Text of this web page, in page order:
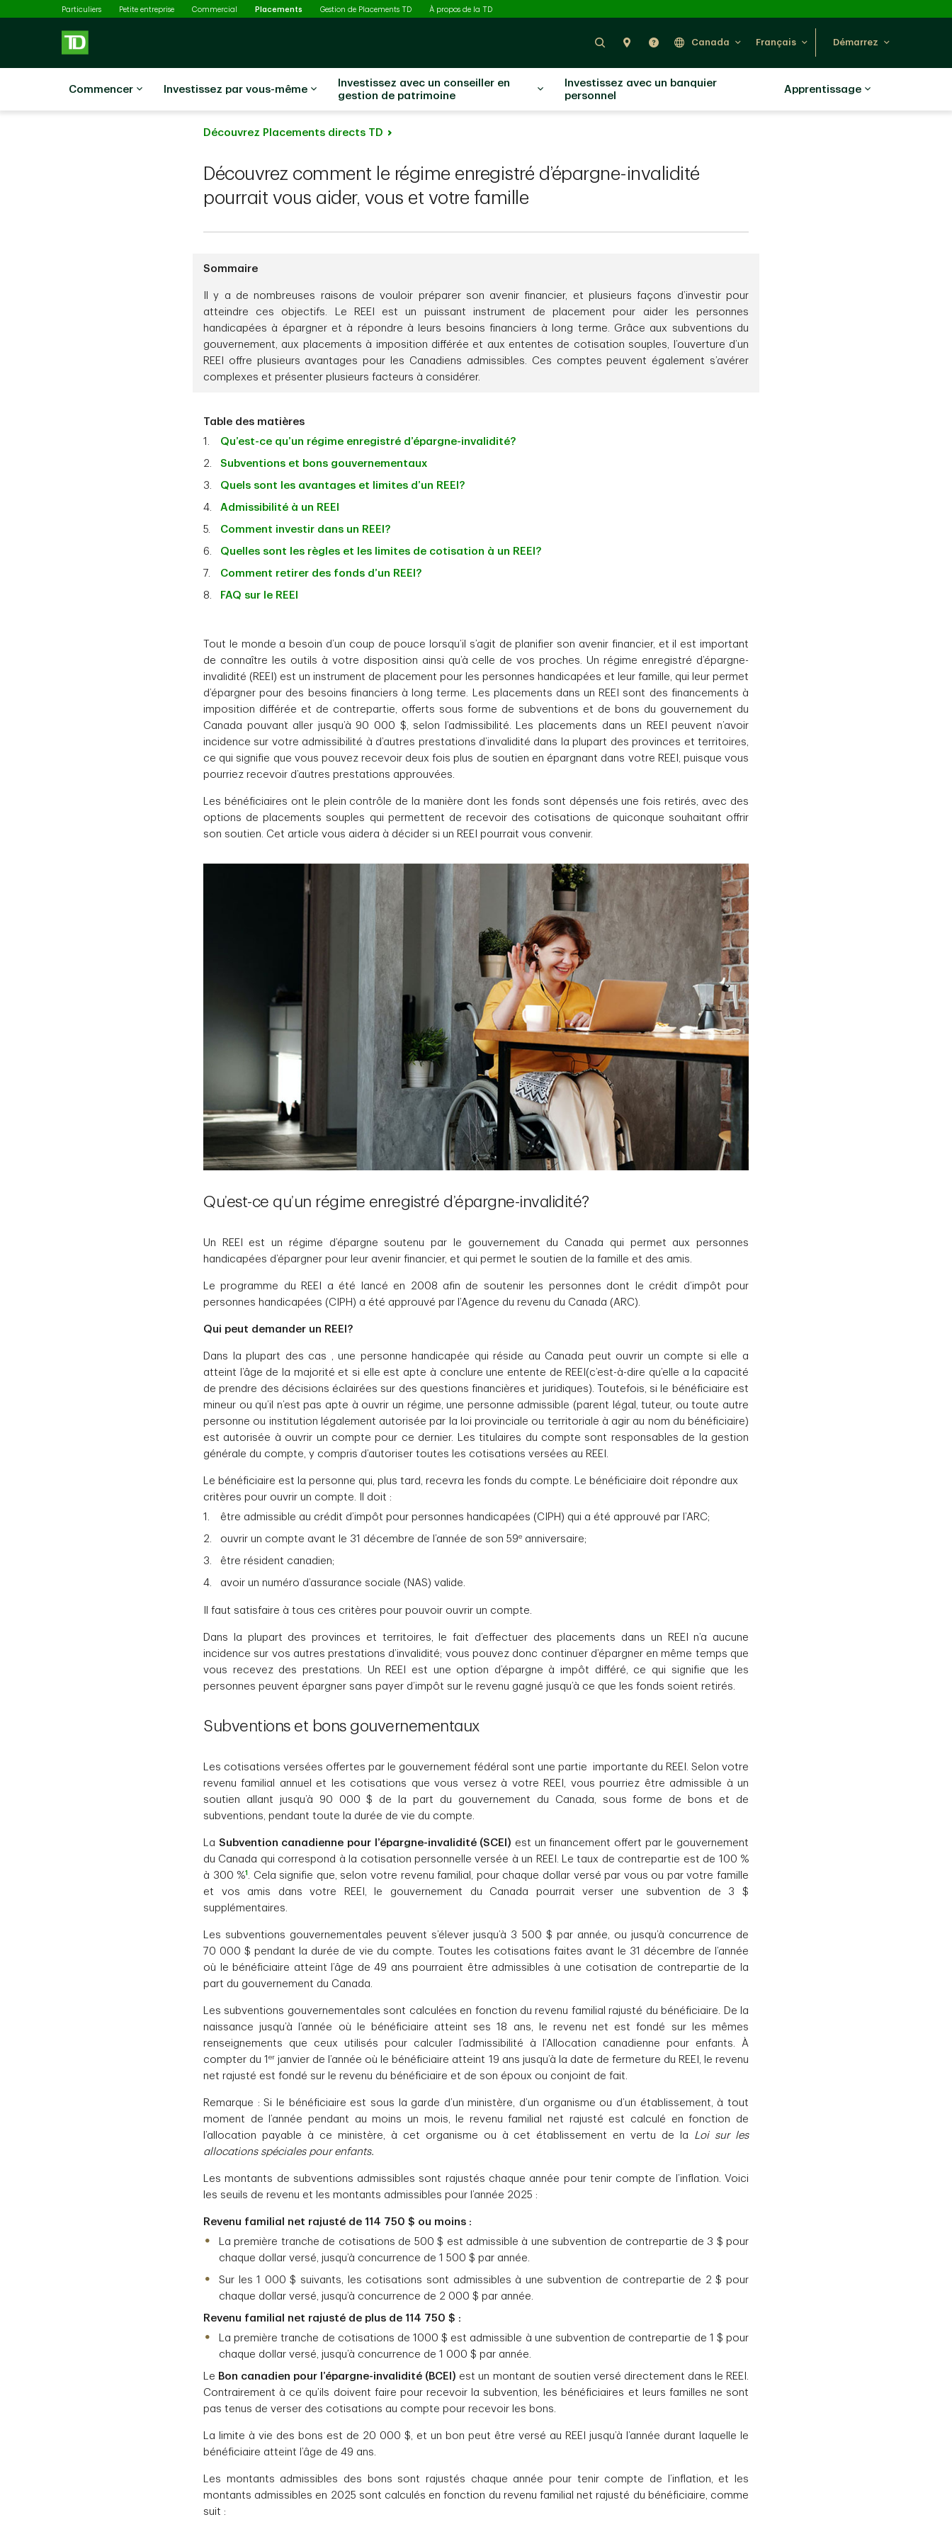
Passer au contenu principal
Particuliers Petite entreprise Commercial Placements Sélectionné
Gestion de Placements TD À propos de la TD
RechercherNous trouver
Aide Canada Français Démarrez
Commencer Investissez par vous-même
Investissez avec un conseiller en
gestion de patrimoine
Investissez avec un banquier
personnel
Apprentissage
Découvrez Placements directs TD
Découvrez comment le régime enregistré d’épargne-invalidité
pourrait vous aider, vous et votre famille
Sommaire
Il y a de nombreuses raisons de vouloir préparer son avenir financier, et plusieurs façons d’investir pour
atteindre ces objectifs. Le REEI est un puissant instrument de placement pour aider les personnes
handicapées à épargner et à répondre à leurs besoins financiers à long terme. Grâce aux subventions du
gouvernement, aux placements à imposition différée et aux ententes de cotisation souples, l’ouverture d’un
REEI offre plusieurs avantages pour les Canadiens admissibles. Ces comptes peuvent également s’avérer
complexes et présenter plusieurs facteurs à considérer.
Table des matières
Qu’est-ce qu’un régime enregistré d’épargne-invalidité?
Subventions et bons gouvernementaux
Quels sont les avantages et limites d’un REEI?
Admissibilité à un REEI
Comment investir dans un REEI?
Quelles sont les règles et les limites de cotisation à un REEI?
Comment retirer des fonds d’un REEI?
FAQ sur le REEI
Tout le monde a besoin d’un coup de pouce lorsqu’il s’agit de planifier son avenir financier, et il est important
de connaître les outils à votre disposition ainsi qu’à celle de vos proches. Un régime enregistré d’épargne-
invalidité (REEI) est un instrument de placement pour les personnes handicapées et leur famille, qui leur permet
d’épargner pour des besoins financiers à long terme. Les placements dans un REEI sont des financements à
imposition différée et de contrepartie, offerts sous forme de subventions et de bons du gouvernement du
Canada pouvant aller jusqu’à 90 000 $, selon l’admissibilité. Les placements dans un REEI peuvent n’avoir
incidence sur votre admissibilité à d’autres prestations d’invalidité dans la plupart des provinces et territoires,
ce qui signifie que vous pouvez recevoir deux fois plus de soutien en épargnant dans votre REEI, puisque vous
pourriez recevoir d’autres prestations approuvées.
Les bénéficiaires ont le plein contrôle de la manière dont les fonds sont dépensés une fois retirés, avec des
options de placements souples qui permettent de recevoir des cotisations de quiconque souhaitant offrir
son soutien. Cet article vous aidera à décider si un REEI pourrait vous convenir.
Qu’est-ce qu’un régime enregistré d’épargne-invalidité?
Un REEI est un régime d’épargne soutenu par le gouvernement du Canada qui permet aux personnes
handicapées d’épargner pour leur avenir financier, et qui permet le soutien de la famille et des amis.
Le programme du REEI a été lancé en 2008 afin de soutenir les personnes dont le crédit d’impôt pour
personnes handicapées (CIPH) a été approuvé par l’Agence du revenu du Canada (ARC).
Qui peut demander un REEI?
Dans la plupart des cas , une personne handicapée qui réside au Canada peut ouvrir un compte si elle a
atteint l’âge de la majorité et si elle est apte à conclure une entente de REEI(c’est-à-dire qu’elle a la capacité
de prendre des décisions éclairées sur des questions financières et juridiques). Toutefois, si le bénéficiaire est
mineur ou qu’il n’est pas apte à ouvrir un régime, une personne admissible (parent légal, tuteur, ou toute autre
personne ou institution légalement autorisée par la loi provinciale ou territoriale à agir au nom du bénéficiaire)
est autorisée à ouvrir un compte pour ce dernier. Les titulaires du compte sont responsables de la gestion
générale du compte, y compris d’autoriser toutes les cotisations versées au REEI.
Le bénéficiaire est la personne qui, plus tard, recevra les fonds du compte. Le bénéficiaire doit répondre aux
critères pour ouvrir un compte. Il doit :
être admissible au crédit d’impôt pour personnes handicapées (CIPH) qui a été approuvé par l’ARC;
ouvrir un compte avant le 31 décembre de l’année de son 59e anniversaire;
être résident canadien;
avoir un numéro d’assurance sociale (NAS) valide.
Il faut satisfaire à tous ces critères pour pouvoir ouvrir un compte.
Dans la plupart des provinces et territoires, le fait d’effectuer des placements dans un REEI n’a aucune
incidence sur vos autres prestations d’invalidité; vous pouvez donc continuer d’épargner en même temps que
vous recevez des prestations. Un REEI est une option d’épargne à impôt différé, ce qui signifie que les
personnes peuvent épargner sans payer d’impôt sur le revenu gagné jusqu’à ce que les fonds soient retirés.
Subventions et bons gouvernementaux
Les cotisations versées offertes par le gouvernement fédéral sont une partie importante du REEI. Selon votre
revenu familial annuel et les cotisations que vous versez à votre REEI, vous pourriez être admissible à un
soutien allant jusqu’à 90 000 $ de la part du gouvernement du Canada, sous forme de bons et de
subventions, pendant toute la durée de vie du compte.
La Subvention canadienne pour l’épargne-invalidité (SCEI) est un financement offert par le gouvernement
du Canada qui correspond à la cotisation personnelle versée à un REEI. Le taux de contrepartie est de 100 %
à 300 %1
. Cela signifie que, selon votre revenu familial, pour chaque dollar versé par vous ou par votre famille
et vos amis dans votre REEI, le gouvernement du Canada pourrait verser une subvention de 3 $
supplémentaires.
Les subventions gouvernementales peuvent s’élever jusqu’à 3 500 $ par année, ou jusqu’à concurrence de
70 000 $ pendant la durée de vie du compte. Toutes les cotisations faites avant le 31 décembre de l’année
où le bénéficiaire atteint l’âge de 49 ans pourraient être admissibles à une cotisation de contrepartie de la
part du gouvernement du Canada.
Les subventions gouvernementales sont calculées en fonction du revenu familial rajusté du bénéficiaire. De la
naissance jusqu’à l’année où le bénéficiaire atteint ses 18 ans, le revenu net est fondé sur les mêmes
renseignements que ceux utilisés pour calculer l’admissibilité à l’Allocation canadienne pour enfants. À
compter du 1er janvier de l’année où le bénéficiaire atteint 19 ans jusqu’à la date de fermeture du REEI, le revenu
net rajusté est fondé sur le revenu du bénéficiaire et de son époux ou conjoint de fait.
Remarque : Si le bénéficiaire est sous la garde d’un ministère, d’un organisme ou d’un établissement, à tout
moment de l’année pendant au moins un mois, le revenu familial net rajusté est calculé en fonction de
l’allocation payable à ce ministère, à cet organisme ou à cet établissement en vertu de la Loi sur les
allocations spéciales pour enfants.
Les montants de subventions admissibles sont rajustés chaque année pour tenir compte de l’inflation. Voici
les seuils de revenu et les montants admissibles pour l’année 2025 :
Revenu familial net rajusté de 114 750 $ ou moins :
La première tranche de cotisations de 500 $ est admissible à une subvention de contrepartie de 3 $ pour
chaque dollar versé, jusqu’à concurrence de 1 500 $ par année.
Sur les 1 000 $ suivants, les cotisations sont admissibles à une subvention de contrepartie de 2 $ pour
chaque dollar versé, jusqu’à concurrence de 2 000 $ par année.
Revenu familial net rajusté de plus de 114 750 $ :
La première tranche de cotisations de 1000 $ est admissible à une subvention de contrepartie de 1 $ pour
chaque dollar versé, jusqu’à concurrence de 1 000 $ par année.
Le Bon canadien pour l’épargne-invalidité (BCEI) est un montant de soutien versé directement dans le REEI.
Contrairement à ce qu’ils doivent faire pour recevoir la subvention, les bénéficiaires et leurs familles ne sont
pas tenus de verser des cotisations au compte pour recevoir les bons.
La limite à vie des bons est de 20 000 $, et un bon peut être versé au REEI jusqu’à l’année durant laquelle le
bénéficiaire atteint l’âge de 49 ans.
Les montants admissibles des bons sont rajustés chaque année pour tenir compte de l’inflation, et les
montants admissibles en 2025 sont calculés en fonction du revenu familial net rajusté du bénéficiaire, comme
suit :